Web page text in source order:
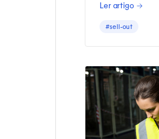
tomadas de
Ler artigo →
#sell-out